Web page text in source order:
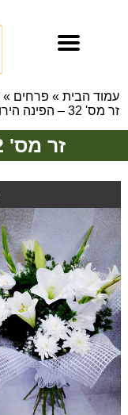
עמוד הבית » פרחים »
זר מס' 32 – הפינה הירוקה
זר מס' 32 – הפינה הירוקה